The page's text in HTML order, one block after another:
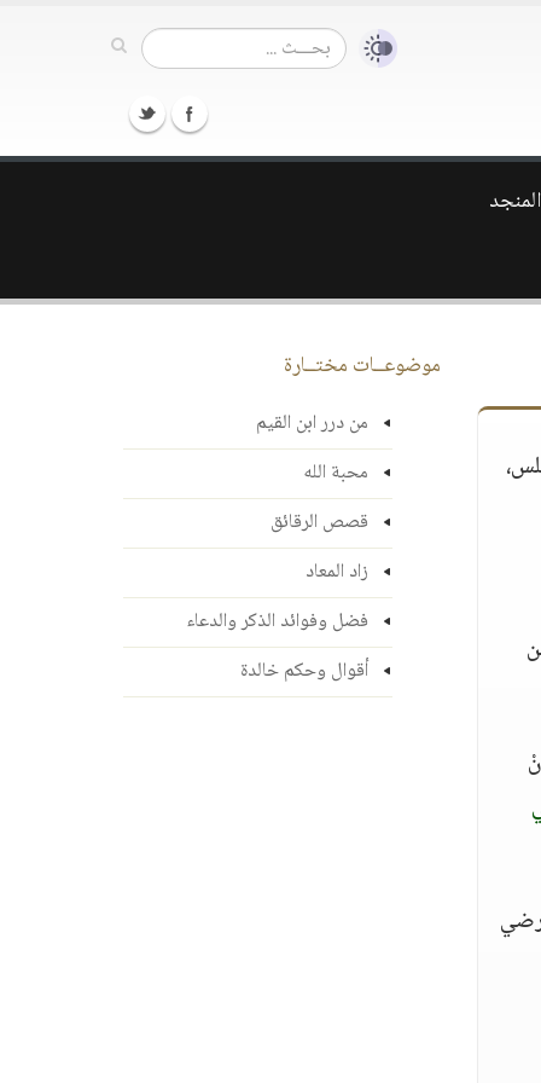
موضوعــات مختــارة
من درر ابن القيم
محبة الله
قصص الرقائق
زاد المعاد
فضل وفوائد الذكر والدعاء
أقوال وحكم خالدة